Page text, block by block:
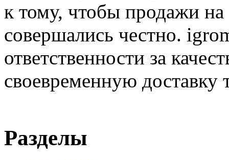
к тому, чтобы продажи
совершались честно.
ответственности за
своевременную доставку
Разделы